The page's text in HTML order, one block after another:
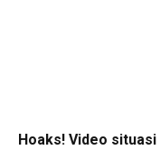
Hoaks! Video